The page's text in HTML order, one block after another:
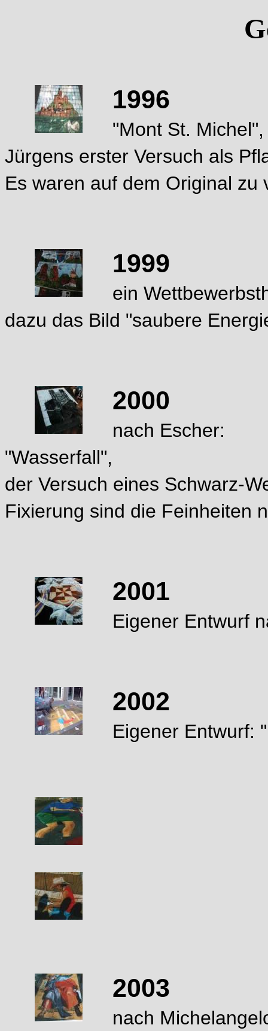
1996
"Mont St. Michel",
Jürgens erster Versuch als
Es waren auf dem Original zu
1999
ein
dazu das Bild "saubere
2000
nach Escher:
"Wasserfall",
der Versuch eines Schwarz-
Fixierung sind die Feinheiten
2001
Eigener Entwurf
2002
Eigener Entwurf:
2003
nach